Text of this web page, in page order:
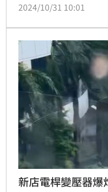
區警方獲報，已到場
2024/10/31 10:01
新店電桿變壓器